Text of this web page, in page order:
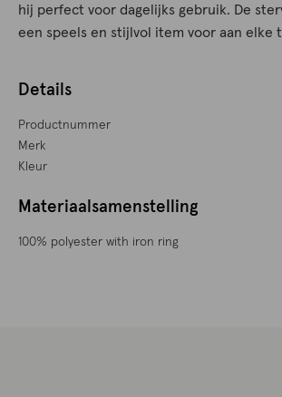
hij perfect voor dagelijks gebruik. De
een speels en stijlvol item voor aan elke
Details
Productnummer
Merk
Kleur
Materiaalsamenstelling
100% polyester with iron ring